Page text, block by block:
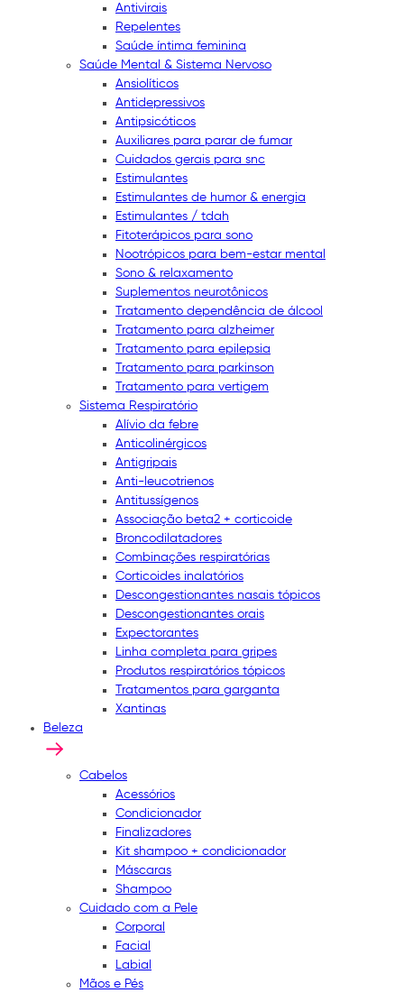
Antivirais
Repelentes
Saúde íntima feminina
Saúde Mental & Sistema Nervoso
Ansiolíticos
Antidepressivos
Antipsicóticos
Auxiliares para parar de fumar
Cuidados gerais para snc
Estimulantes
Estimulantes de humor & energia
Estimulantes / tdah
Fitoterápicos para sono
Nootrópicos para bem-estar mental
Sono & relaxamento
Suplementos neurotônicos
Tratamento dependência de álcool
Tratamento para alzheimer
Tratamento para epilepsia
Tratamento para parkinson
Tratamento para vertigem
Sistema Respiratório
Alívio da febre
Anticolinérgicos
Antigripais
Anti-leucotrienos
Antitussígenos
Associação beta2 + corticoide
Broncodilatadores
Combinações respiratórias
Corticoides inalatórios
Descongestionantes nasais tópicos
Descongestionantes orais
Expectorantes
Linha completa para gripes
Produtos respiratórios tópicos
Tratamentos para garganta
Xantinas
Beleza
Cabelos
Acessórios
Condicionador
Finalizadores
Kit shampoo + condicionador
Máscaras
Shampoo
Cuidado com a Pele
Corporal
Facial
Labial
Mãos e Pés